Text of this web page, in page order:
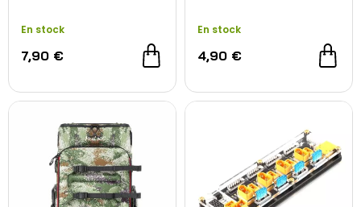
En stock
7,90 €
En stock
4,90 €